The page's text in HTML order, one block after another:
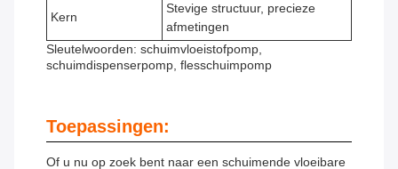
Kern
Stevige structuur, precieze
afmetingen
Sleutelwoorden: schuimvloeistofpomp,
schuimdispenserpomp, flesschuimpomp
Toepassingen:
Of u nu op zoek bent naar een schuimende vloeibare